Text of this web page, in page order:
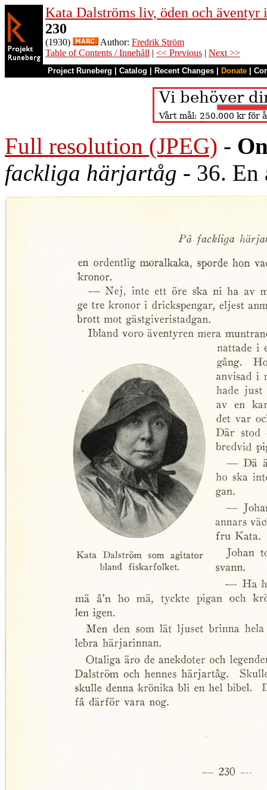
Kata Dalströms liv, öden och
230
(1930) Author: Fredrik Ström
Table of Contents / Innehåll | << Previous | Next >>
Project Runeberg Catalog Recent Changes Donate
Full resolution (JPEG) -
fackliga härjartåg - 36. En